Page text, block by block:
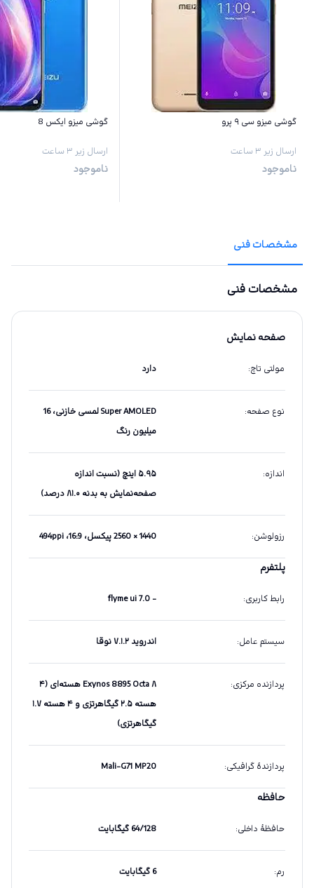
گوشی میزو سی ۹ پرو
ارسال زیر ۳ ساعت
ناموجود
گوشی میزو ایکس 8
ارسال زیر ۳ ساعت
ناموجود
مشخصات فنی
مشخصات فنی
صفحه نمایش
مولتی تاچ: دارد
نوع صفحه:
Super AMOLED لمسی خازنی، 16
میلیون رنگ
اندازه:
۵.۹۵ اینچ (نسبت اندازه
صفحه‌نمایش به بدنه ۸۱.۰ درصد)
رزولوشن: 1440 × 2560 پیکسل، 16:9، 494ppi
پلتفرم
رابط کاربری:
- flyme ui 7.0
سیستم عامل: اندروید ۷.۱.۲ نوقا
پردازنده مرکزی:
Exynos 8895 Octa ۸ هسته‌ای (۴
هسته ۲.۵ گیگاهرتزی و ۴ هسته ۱.۷
گیگاهرتزی)
پردازندهٔ گرافیکی:
Mali-G71 MP20
حافظه
حافظهٔ داخلی: 64/128 گیگابایت
رم: 6 گیگابایت